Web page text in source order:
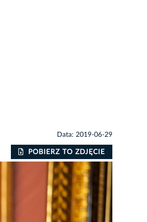
Data: 2019-06-29
POBIERZ TO ZDJĘCIE